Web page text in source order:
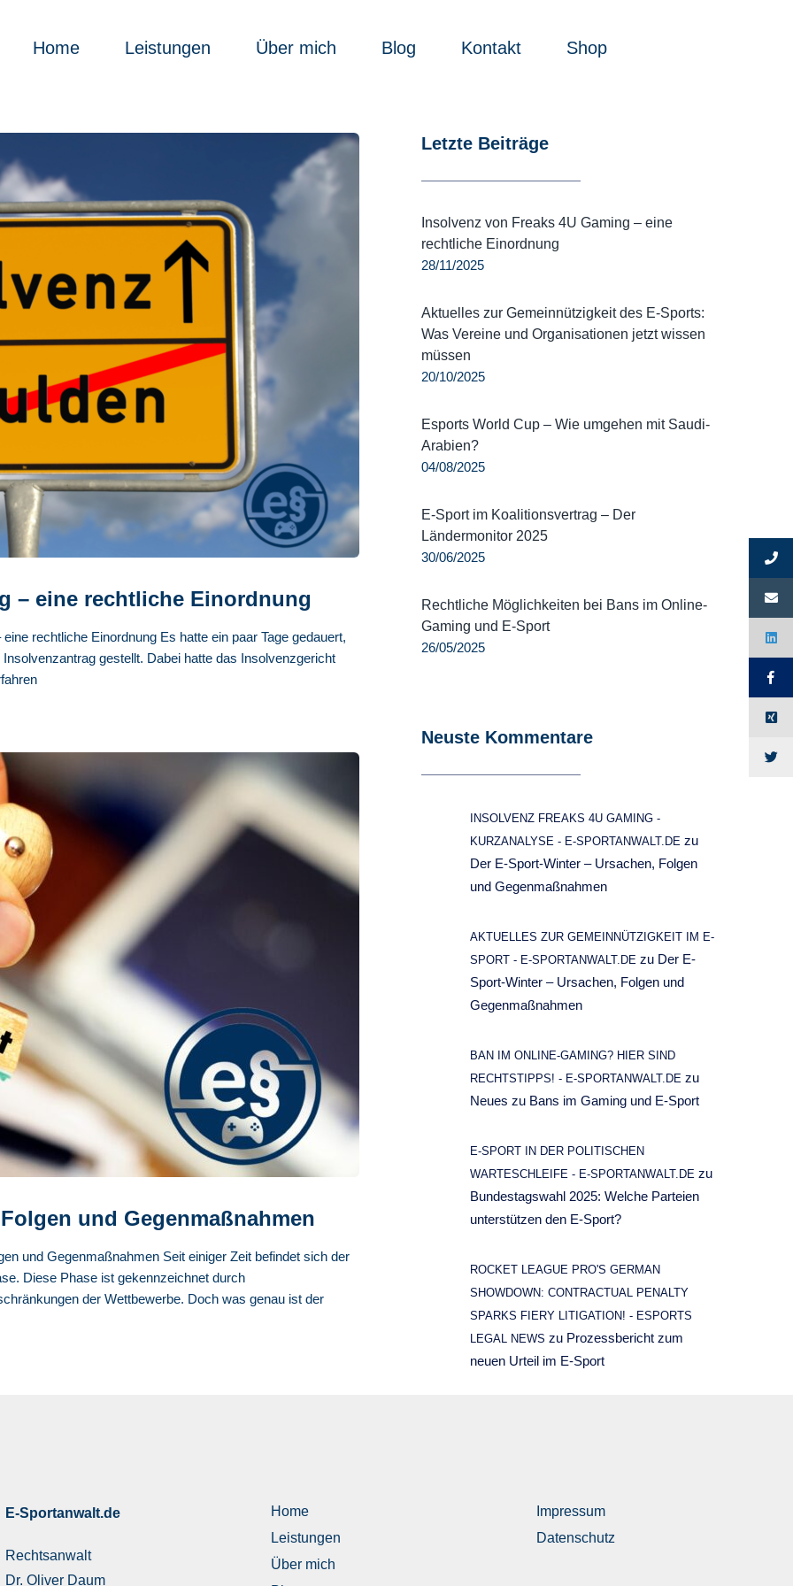
Home Leistungen Über mich Blog Kontakt Shop
– eine rechtliche Einordnung
rechtliche Einordnung Es hatte ein paar Tage gedauert,
gestellt. Dabei hatte das Insolvenzgericht
und Gegenmaßnahmen
und Gegenmaßnahmen Seit einiger Zeit befindet sich der
Diese Phase ist gekennzeichnet durch
der Wettbewerbe. Doch was genau ist der
Letzte Beiträge
Insolvenz von Freaks 4U Gaming – eine
rechtliche Einordnung
28/11/2025
Aktuelles zur Gemeinnützigkeit des E-Sports:
Was Vereine und Organisationen jetzt wissen
müssen
20/10/2025
Esports World Cup – Wie umgehen mit Saudi-
Arabien?
04/08/2025
E-Sport im Koalitionsvertrag – Der
Ländermonitor 2025
30/06/2025
Rechtliche Möglichkeiten bei Bans im Online-
Gaming und E-Sport
26/05/2025
Neuste Kommentare
INSOLVENZ FREAKS 4U GAMING -
KURZANALYSE - E-SPORTANWALT.DE zu
Der E-Sport-Winter – Ursachen, Folgen
und Gegenmaßnahmen
AKTUELLES ZUR GEMEINNÜTZIGKEIT IM E-
SPORT - E-SPORTANWALT.DE zu Der E-
Sport-Winter – Ursachen, Folgen und
Gegenmaßnahmen
BAN IM ONLINE-GAMING? HIER SIND
RECHTSTIPPS! - E-SPORTANWALT.DE zu
Neues zu Bans im Gaming und E-Sport
E-SPORT IN DER POLITISCHEN
WARTESCHLEIFE - E-SPORTANWALT.DE zu
Bundestagswahl 2025: Welche Parteien
unterstützen den E-Sport?
ROCKET LEAGUE PRO'S GERMAN
SHOWDOWN: CONTRACTUAL PENALTY
SPARKS FIERY LITIGATION! - ESPORTS
LEGAL NEWS zu Prozessbericht zum
neuen Urteil im E-Sport
E-Sportanwalt.de
Rechtsanwalt
Dr. Oliver Daum
Home
Leistungen
Über mich
Impressum
Datenschutz